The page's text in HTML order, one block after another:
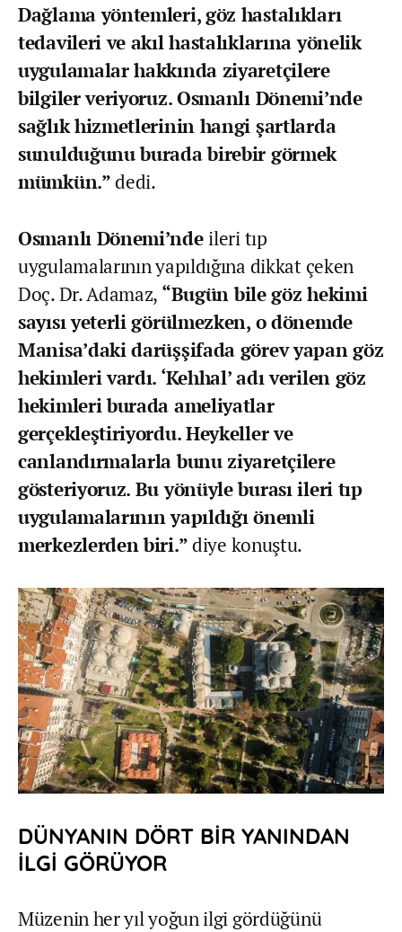
Dağlama yöntemleri, göz hastalıkları
tedavileri ve akıl hastalıklarına yönelik
uygulamalar hakkında ziyaretçilere
bilgiler veriyoruz. Osmanlı Dönemi’nde
sağlık hizmetlerinin hangi şartlarda
sunulduğunu burada birebir görmek
mümkün.”dedi.
Osmanlı Dönemi’nde ileri tıp
uygulamalarının yapıldığına dikkat çeken
Doç. Dr. Adamaz, “Bugün bile göz hekimi
sayısı yeterli görülmezken, o dönemde
Manisa’daki darüşşifada görev yapan göz
hekimleri vardı. ‘Kehhal’ adı verilen göz
hekimleri burada ameliyatlar
gerçekleştiriyordu. Heykeller ve
canlandırmalarla bunu ziyaretçilere
gösteriyoruz. Bu yönüyle burası ileri tıp
uygulamalarının yapıldığı önemli
merkezlerden biri.”diye konuştu.
DÜNYANIN DÖRT BİR YANINDAN
İLGİ GÖRÜYOR
Müzenin her yıl yoğun ilgi gördüğünü